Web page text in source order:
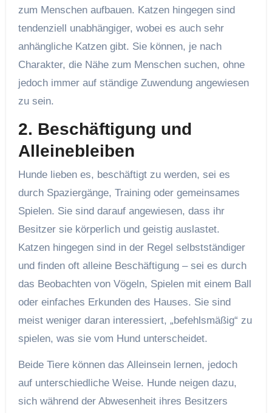
zum Menschen aufbauen. Katzen hingegen sind
tendenziell unabhängiger, wobei es auch sehr
anhängliche Katzen gibt. Sie können, je nach
Charakter, die Nähe zum Menschen suchen, ohne
jedoch immer auf ständige Zuwendung angewiesen
zu sein.
2. Beschäftigung und
Alleinebleiben
Hunde lieben es, beschäftigt zu werden, sei es
durch Spaziergänge, Training oder gemeinsames
Spielen. Sie sind darauf angewiesen, dass ihr
Besitzer sie körperlich und geistig auslastet.
Katzen hingegen sind in der Regel selbstständiger
und finden oft alleine Beschäftigung – sei es durch
das Beobachten von Vögeln, Spielen mit einem Ball
oder einfaches Erkunden des Hauses. Sie sind
meist weniger daran interessiert, „befehlsmäßig“ zu
spielen, was sie vom Hund unterscheidet.
Beide Tiere können das Alleinsein lernen, jedoch
auf unterschiedliche Weise. Hunde neigen dazu,
sich während der Abwesenheit ihres Besitzers